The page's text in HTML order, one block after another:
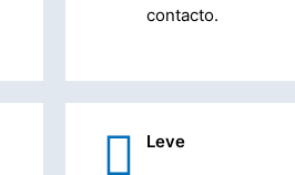
contacto.
Leve